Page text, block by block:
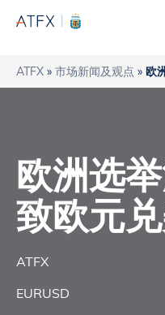
ATFX » 市场新闻及观点 » 欧
欧洲选
致欧元
ATFX
EURUSD